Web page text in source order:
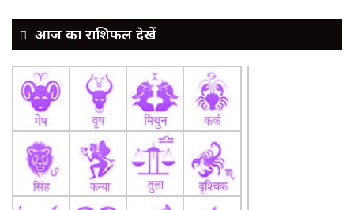
आज का राशिफल देखें